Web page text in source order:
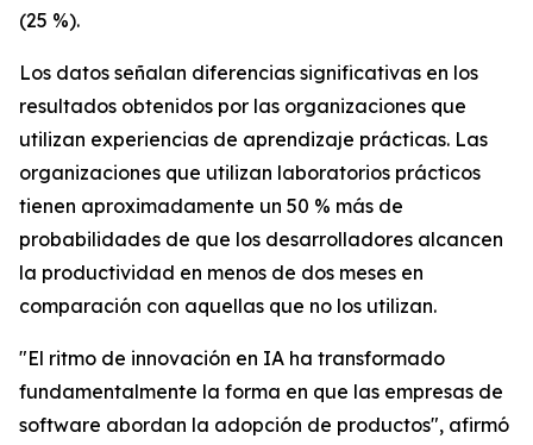
(25 %).
Los datos señalan diferencias significativas en los
resultados obtenidos por las organizaciones que
utilizan experiencias de aprendizaje prácticas. Las
organizaciones que utilizan laboratorios prácticos
tienen aproximadamente un 50 % más de
probabilidades de que los desarrolladores alcancen
la productividad en menos de dos meses en
comparación con aquellas que no los utilizan.
"El ritmo de innovación en IA ha transformado
fundamentalmente la forma en que las empresas de
software abordan la adopción de productos", afirmó